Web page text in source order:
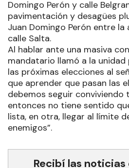
Domingo Perón y calle
pavimentación y desagües
Juan Domingo Perón entre la
calle Salta.
Al hablar ante una masiva
mandatario llamó a la
las próximas elecciones al
que aprender que pasan las
debemos seguir conviviendo
entonces no tiene sentido
lista, en otra, llegar al límite
enemigos”.
Recibí las